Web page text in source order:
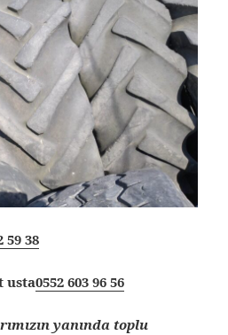
59 38
usta0552 603 96 56
yanında toplu